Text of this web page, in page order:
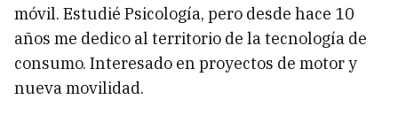
móvil. Estudié Psicología, pero desde hace 10
años me dedico al territorio de la tecnología de
consumo. Interesado en proyectos de motor y
nueva movilidad.